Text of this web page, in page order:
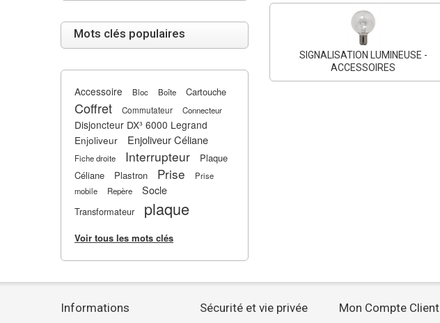
SIGNALISATION LUMINEUSE -
ACCESSOIRES
Mots clés populaires
Accessoire Bloc Boîte Cartouche
Coffret Commutateur Connecteur
Disjoncteur DX³ 6000 Legrand
Enjoliveur
Enjoliveur Céliane
Fiche droite Interrupteur
Plaque
Céliane
Plastron Prise
Prise
mobile
Repère Socle
Transformateur plaque
Voir tous les mots clés
Informations Sécurité et vie privée Mon Compte Client